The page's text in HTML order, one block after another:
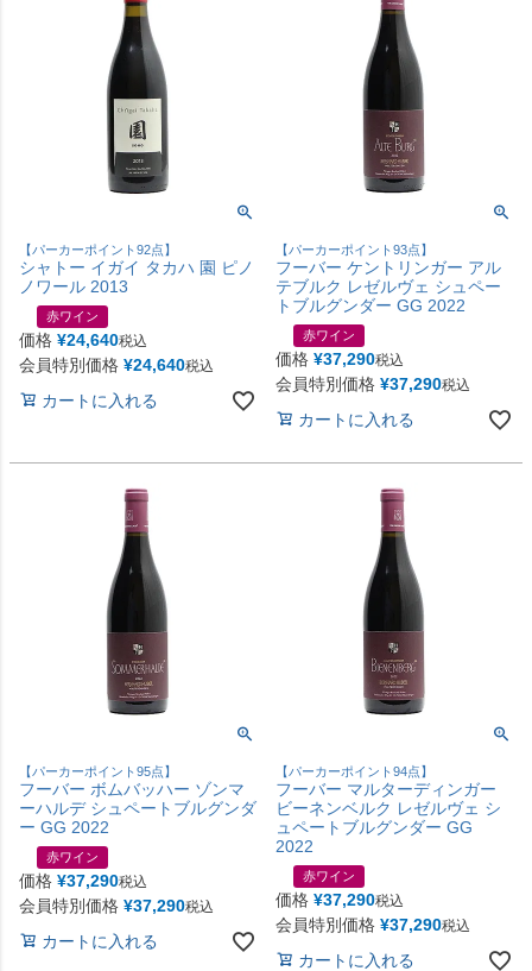
【パーカーポイント92点】
シャトー イガイ タカハ 園 ピノ
ノワール 2013
赤ワイン
価格 ¥24,640税込
会員特別価格 ¥24,640税込
カートに入れる
【パーカーポイント93点】
フーバー ケントリンガー アル
テブルク レゼルヴェ シュペー
トブルグンダー GG 2022
赤ワイン
価格 ¥37,290税込
会員特別価格 ¥37,290税込
カートに入れる
【パーカーポイント95点】
フーバー ボムバッハー ゾンマ
ーハルデ シュペートブルグンダ
ー GG 2022
赤ワイン
価格 ¥37,290税込
会員特別価格 ¥37,290税込
カートに入れる
【パーカーポイント94点】
フーバー マルターディンガー
ビーネンベルク レゼルヴェ シ
ュペートブルグンダー GG
2022
赤ワイン
価格 ¥37,290税込
会員特別価格 ¥37,290税込
カートに入れる